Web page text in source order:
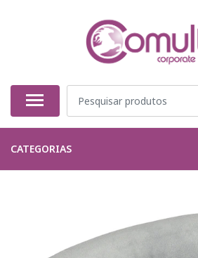
CATEGORIAS